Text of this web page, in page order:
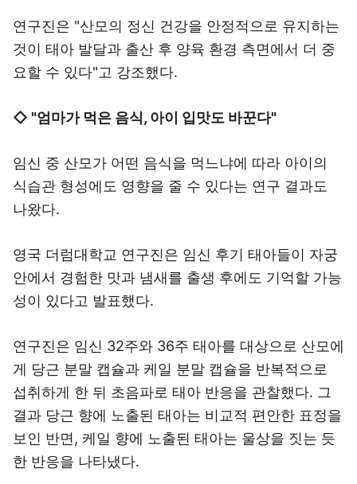
연구진은 "산모의 정신 건강을 안정적으로 유지하는
것이 태아 발달과 출산 후 양육 환경 측면에서 더 중
요할 수 있다"고 강조했다.
◇ "엄마가 먹은 음식, 아이 입맛도 바꾼다"
임신 중 산모가 어떤 음식을 먹느냐에 따라 아이의
식습관 형성에도 영향을 줄 수 있다는 연구 결과도
나왔다.
영국 더럼대학교 연구진은 임신 후기 태아들이 자궁
안에서 경험한 맛과 냄새를 출생 후에도 기억할 가능
성이 있다고 발표했다.
연구진은 임신 32주와 36주 태아를 대상으로 산모에
게 당근 분말 캡슐과 케일 분말 캡슐을 반복적으로
섭취하게 한 뒤 초음파로 태아 반응을 관찰했다. 그
결과 당근 향에 노출된 태아는 비교적 편안한 표정을
보인 반면, 케일 향에 노출된 태아는 울상을 짓는 듯
한 반응을 나타냈다.